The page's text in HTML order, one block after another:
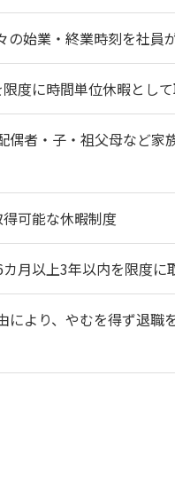
の始業・終業時刻を社員
度に時間単位休暇とし
偶者・子・祖父母など
可能な休暇制度
月以上3年以内を限度に
により、やむを得ず退